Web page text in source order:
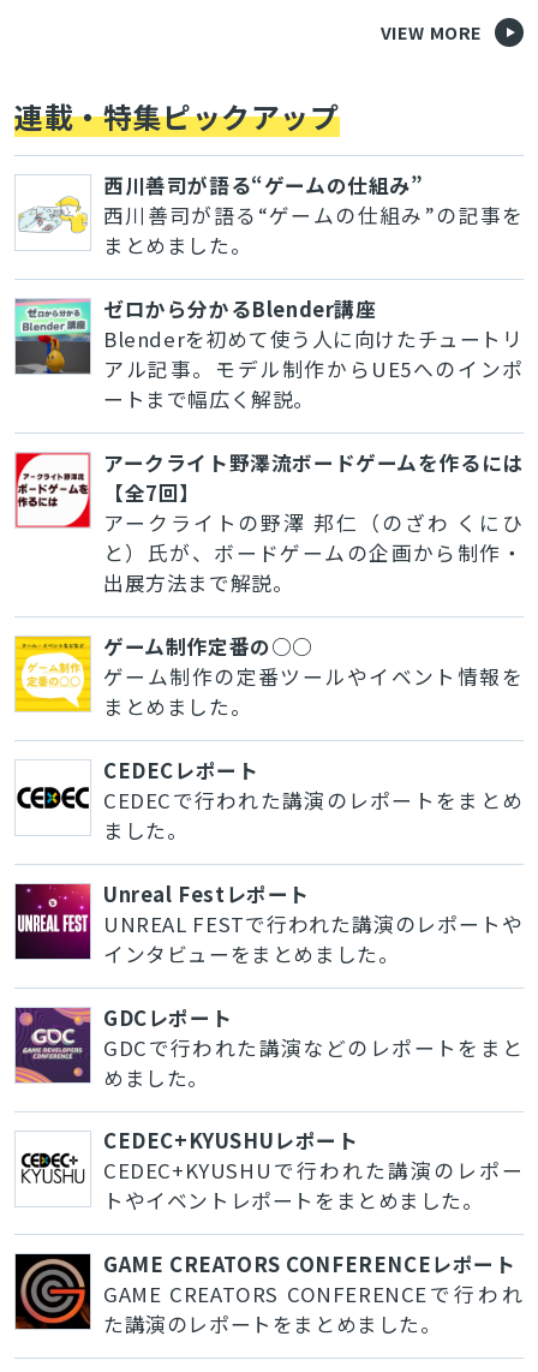
VIEW MORE
連載・特集ピックアップ
西川善司が語る“ゲームの仕組み”
西川善司が語る“ゲームの仕組み”の記事を
まとめました。
ゼロから分かるBlender講座
Blenderを初めて使う人に向けたチュートリ
アル記事。モデル制作からUE5へのインポ
ートまで幅広く解説。
アークライト野澤流ボードゲームを作るには
【全7回】
アークライトの野澤 邦仁（のざわ くにひ
と）氏が、ボードゲームの企画から制作・
出展方法まで解説。
ゲーム制作定番の○○
ゲーム制作の定番ツールやイベント情報を
まとめました。
CEDECレポート
CEDECで行われた講演のレポートをまとめ
ました。
Unreal Festレポート
UNREAL FESTで行われた講演のレポートや
インタビューをまとめました。
GDCレポート
GDCで行われた講演などのレポートをまと
めました。
CEDEC+KYUSHUレポート
CEDEC+KYUSHUで行われた講演のレポー
トやイベントレポートをまとめました。
GAME CREATORS CONFERENCEレポート
GAME CREATORS CONFERENCEで行われ
た講演のレポートをまとめました。